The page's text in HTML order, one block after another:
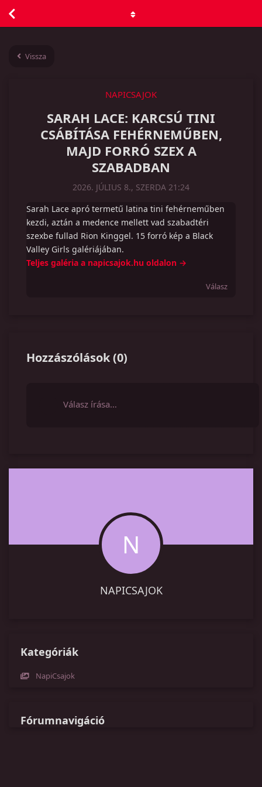
Vissza
NAPICSAJOK
SARAH LACE: KARCSÚ TINI
CSÁBÍTÁSA FEHÉRNEMŰBEN,
MAJD FORRÓ SZEX A
SZABADBAN
2026. JÚLIUS 8., SZERDA 21:24
Sarah Lace apró termetű latina tini fehérneműben
kezdi, aztán a medence mellett vad szabadtéri
szexbe fullad Rion Kinggel. 15 forró kép a Black
Valley Girls galériájában.
Teljes galéria a napicsajok.hu oldalon →
Válasz
Hozzászólások(0)
Válasz írása…
N
NAPICSAJOK
Kategóriák
NapiCsajok
Fórumnavigáció